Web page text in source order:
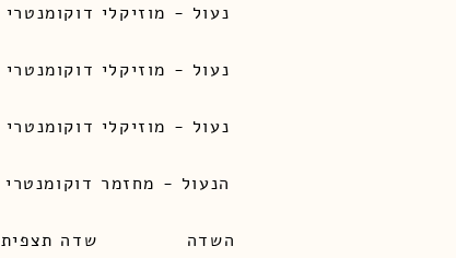
נעול - מוזיקלי דוקומנטרי
נעול - מוזיקלי דוקומנטרי
נעול - מוזיקלי דוקומנטרי
הנעול - מחזמר דוקומנטרי
שדה תצפית השדה